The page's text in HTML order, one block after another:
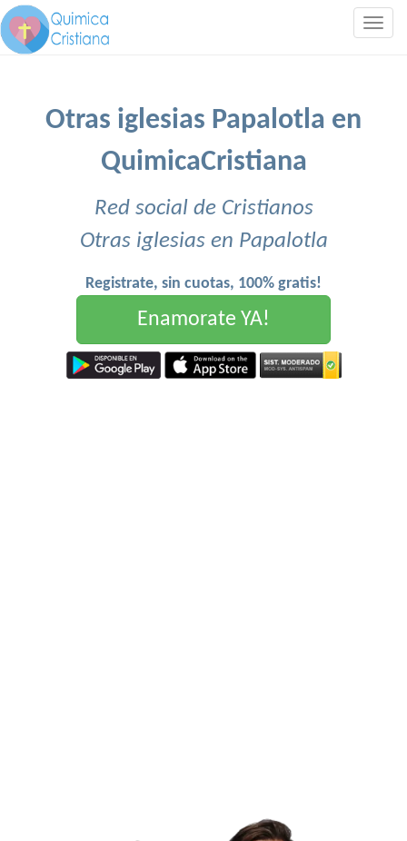
Otras iglesias Papalotla en
QuimicaCristiana
Red social de Cristianos
Otras iglesias en Papalotla
Registrate, sin cuotas, 100% gratis!
Enamorate YA!